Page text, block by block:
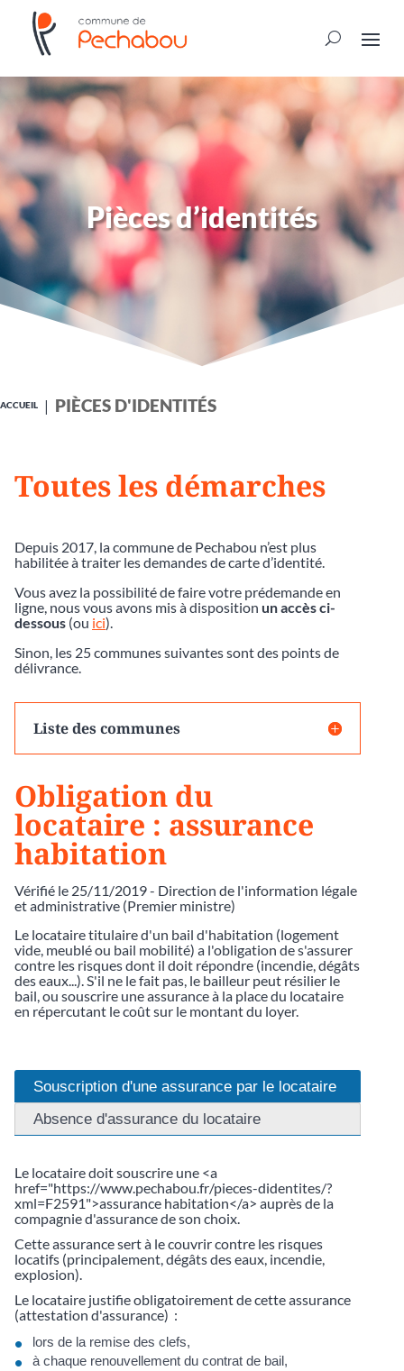
Pièces d’identités
ACCUEIL PIÈCES D'IDENTITÉS
Toutes les démarches
Depuis 2017, la commune de Pechabou n’est plus
habilitée à traiter les demandes de carte d’identité.
Vous avez la possibilité de faire votre prédemande en
ligne, nous vous avons mis à disposition un accès ci-
dessous (ou ici).
Sinon, les 25 communes suivantes sont des points de
délivrance.
Liste des communes
Obligation du
locataire : assurance
habitation
Vérifié le 25/11/2019 - Direction de l'information légale
et administrative (Premier ministre)
Le locataire titulaire d'un bail d'habitation (logement
vide, meublé ou bail mobilité) a l'obligation de s'assurer
contre les risques dont il doit répondre (incendie, dégâts
des eaux...). S'il ne le fait pas, le bailleur peut résilier le
bail, ou souscrire une assurance à la place du locataire
en répercutant le coût sur le montant du loyer.
Souscription d'une assurance par le locataire
Absence d'assurance du locataire
Le locataire doit souscrire une <a
href="https://www.pechabou.fr/pieces-didentites/?
xml=F2591">assurance habitation</a> auprès de la
compagnie d'assurance de son choix.
Cette assurance sert à le couvrir contre les risques
locatifs (principalement, dégâts des eaux, incendie,
explosion).
Le locataire justifie obligatoirement de cette assurance
(attestation d'assurance) :
lors de la remise des clefs,
à chaque renouvellement du contrat de bail,